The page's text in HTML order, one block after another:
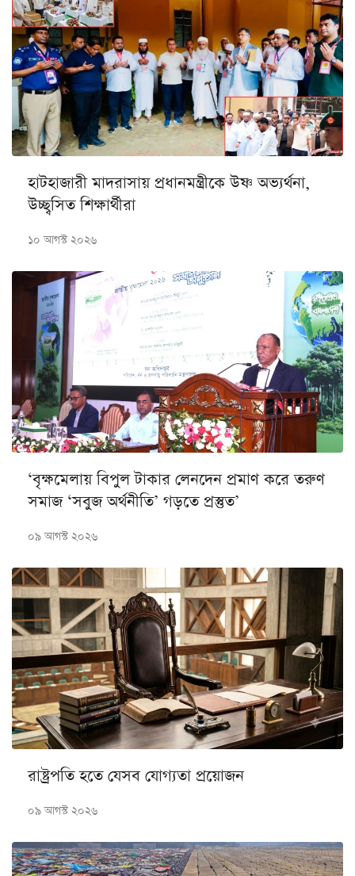
হাটহাজারী মাদরাসায় প্রধানমন্ত্রীকে উষ্ণ অভ্যর্থনা,
উচ্ছ্বসিত শিক্ষার্থীরা
১০ আগস্ট ২০২৬
‘বৃক্ষমেলায় বিপুল টাকার লেনদেন প্রমাণ করে তরুণ
সমাজ ‘সবুজ অর্থনীতি’ গড়তে প্রস্তুত’
০৯ আগস্ট ২০২৬
রাষ্ট্রপতি হতে যেসব যোগ্যতা প্রয়োজন
০৯ আগস্ট ২০২৬